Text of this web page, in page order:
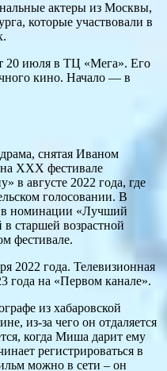
актеры из Москвы,
которые участвовали в
20 июля в ТЦ «Мега». Его
кино. Начало — в
снятая Иваном
XXX фестивале
в августе 2022 года, где
голосовании. В
в номинации «Лучший
старшей возрастной
фестивале.
2022 года. Телевизионная
года на «Первом канале».
из хабаровской
из-за чего он отдаляется
когда Миша дарит ему
регистрироваться в
можно в сети – он